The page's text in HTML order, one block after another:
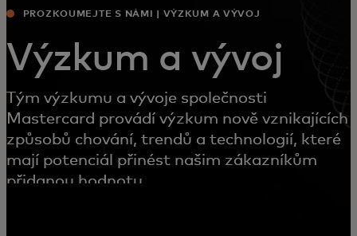
PROZKOUMEJTE S NÁMI | VÝZKUM A VÝVOJ
Výzkum a vývoj
Tým výzkumu a vývoje společnosti
Mastercard provádí výzkum nově vznikajících
způsobů chování, trendů a technologií, které
mají potenciál přinést našim zákazníkům
přidanou hodnotu.